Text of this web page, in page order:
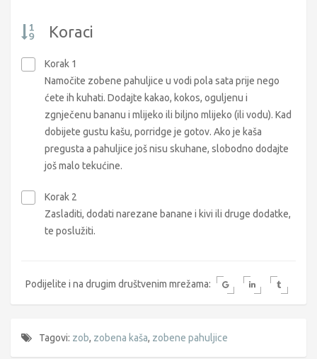
Koraci
Korak 1
Namočite zobene pahuljice u vodi pola sata prije nego
ćete ih kuhati. Dodajte kakao, kokos, oguljenu i
zgnječenu bananu i mlijeko ili biljno mlijeko (ili vodu). Kad
dobijete gustu kašu, porridge je gotov. Ako je kaša
pregusta a pahuljice još nisu skuhane, slobodno dodajte
još malo tekućine.
Korak 2
Zasladiti, dodati narezane banane i kivi ili druge dodatke,
te poslužiti.
Podijelite i na drugim društvenim mrežama:
Tagovi: zob, zobena kaša, zobene pahuljice